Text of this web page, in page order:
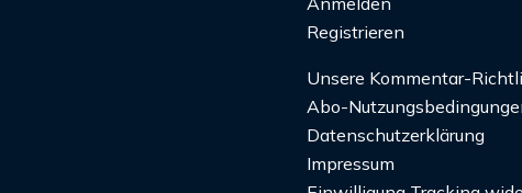
Registrieren
Unsere Kommentar-
Abo-
Datenschutzerklärung
Impressum